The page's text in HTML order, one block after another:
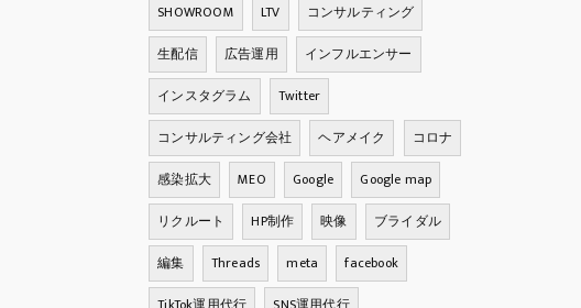
SHOWROOM
LTV
コンサルティング
生配信
広告運用
インフルエンサー
インスタグラム
Twitter
コンサルティング会社
ヘアメイク
コロナ
感染拡大
MEO Google
Google map
リクルート
HP制作 映像
ブライダル
編集
Threads meta
facebook